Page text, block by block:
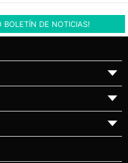
BOLETÍN DE NOTICIAS!
▼
▼
▼